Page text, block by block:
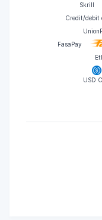
Skrill
Credit/debit
FasaPay
USD